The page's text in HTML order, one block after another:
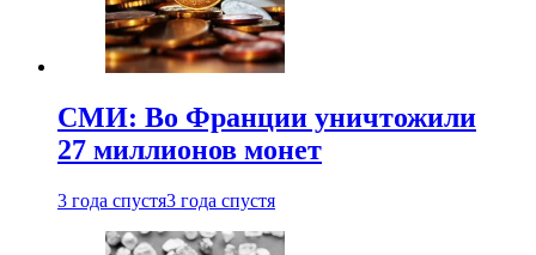
СМИ: Во Франции уничтожили
27 миллионов монет
3 года спустя3 года спустя